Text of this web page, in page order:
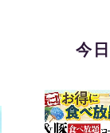
今